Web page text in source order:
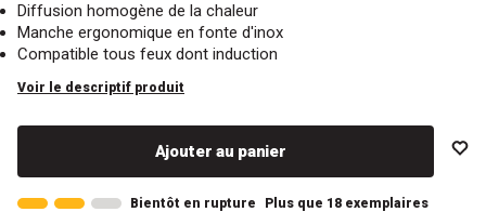
Diffusion homogène de la chaleur
Manche ergonomique en fonte d'inox
Compatible tous feux dont induction
Voir le descriptif produit
Ajouter au panier
Bientôt en rupture Plus que 18 exemplaires